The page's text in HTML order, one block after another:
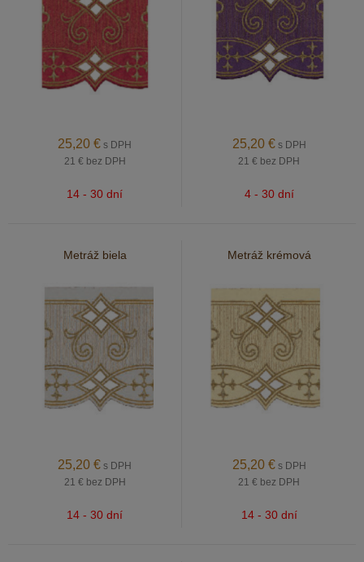
25,20 € s DPH
21 € bez DPH
14 - 30 dní
25,20 € s DPH
21 € bez DPH
4 - 30 dní
Metráž biela
25,20 € s DPH
21 € bez DPH
14 - 30 dní
Metráž krémová
25,20 € s DPH
21 € bez DPH
14 - 30 dní